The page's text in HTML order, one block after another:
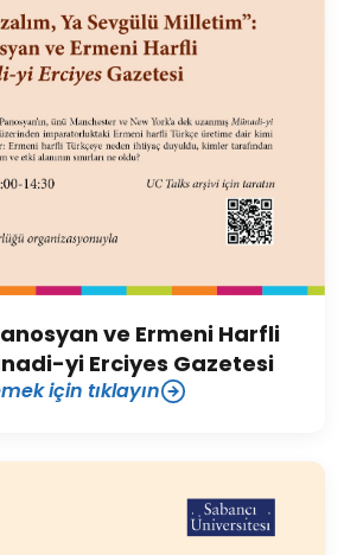
ve Ermeni Harfli
yi Erciyes Gazetesi
için tıklayın